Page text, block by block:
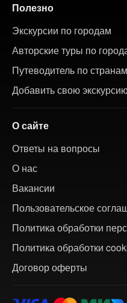
Полезно
Экскурсии по городам
Авторские туры по
Путеводитель по
Добавить свою
О сайте
Ответы на вопросы
О нас
Вакансии
Пользовательское
Политика обработки
Политика обработки
Договор оферты